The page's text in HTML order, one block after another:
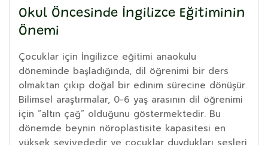
Okul Öncesinde İngilizce Eğitiminin
Önemi
Çocuklar için İngilizce eğitimi anaokulu
döneminde başladığında, dil öğrenimi bir ders
olmaktan çıkıp doğal bir edinim sürecine dönüşür.
Bilimsel araştırmalar, 0-6 yaş arasının dil öğrenimi
için “altın çağ” olduğunu göstermektedir. Bu
dönemde beynin nöroplastisite kapasitesi en